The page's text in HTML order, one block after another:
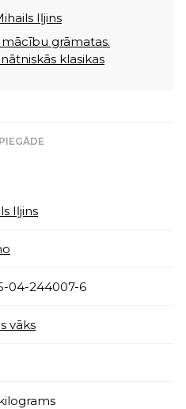
Iļjins
grāmatas.
klasikas
PIEGĀDE
Iļjins
04-244007-6
vāks